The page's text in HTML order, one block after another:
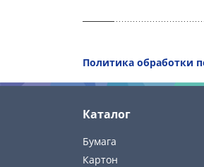
Политика обработки
Каталог
Бумага
Картон